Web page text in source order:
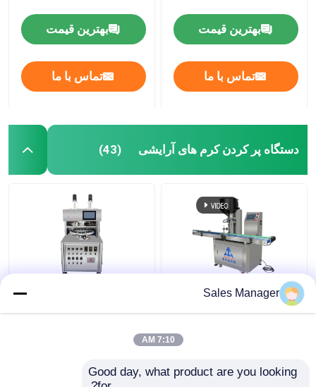
بهترین قیمت
تماس با ما
بهترین قیمت
تماس با ما
دستگاه پر کردن کرم های آرایشی (43)
ماشین پر کردن کرم های
آرایشی کاملا اتوماتیک
Sales Manager
7:10 AM
Good day, what product are you looking